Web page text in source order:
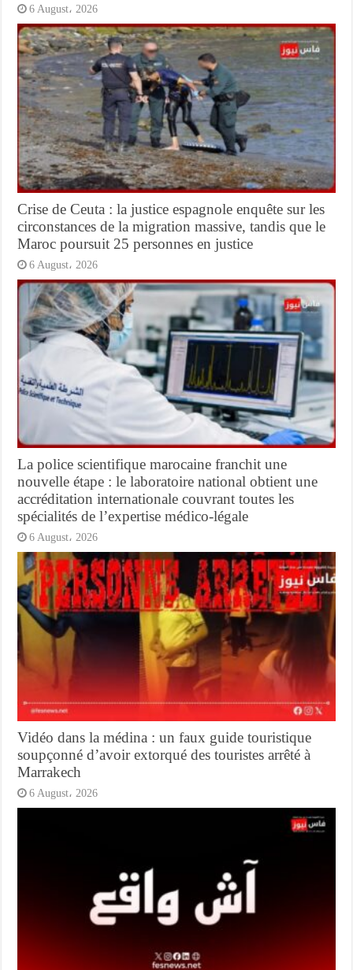
6 August، 2026
Crise de Ceuta : la justice espagnole enquête sur les
circonstances de la migration massive, tandis que le
Maroc poursuit 25 personnes en justice
6 August، 2026
La police scientifique marocaine franchit une
nouvelle étape : le laboratoire national obtient une
accréditation internationale couvrant toutes les
spécialités de l’expertise médico-légale
6 August، 2026
Vidéo dans la médina : un faux guide touristique
soupçonné d’avoir extorqué des touristes arrêté à
Marrakech
6 August، 2026